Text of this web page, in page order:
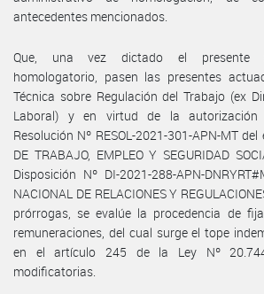
antecedentes mencionados.
Que, una vez dictado el presente
homologatorio, pasen las presentes
Técnica sobre Regulación del Trabajo (ex
Laboral) y en virtud de la autorización
Resolución Nº RESOL-2021-301-APN-MT
DE TRABAJO, EMPLEO Y SEGURIDAD
Disposición Nº DI-2021-288-APN-
NACIONAL DE RELACIONES Y
prórrogas, se evalúe la procedencia de
remuneraciones, del cual surge el tope
en el artículo 245 de la Ley Nº
modificatorias.